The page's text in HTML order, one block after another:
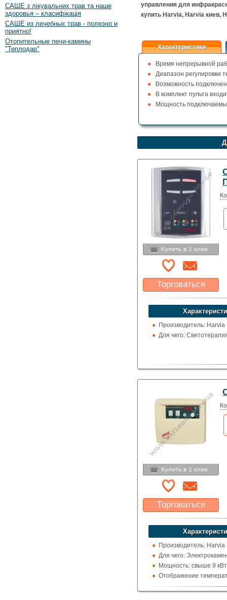
САШЕ з лікувальних трав та наше
здоровья – класифікація
САШЕ из лечебных трав - полезно и
приятно!
Отопительные печи-камины
"Теплодар"
управления для
купить Harvia, Harvia киев,
Характеристики
Время непрерывной
Диапазон регулировки
Возможность
В комплект пульта
Мощность
Торговаться
Какая цена Вас
устроит?
Указать цену
Производитель:
Для чего:
Торговаться
Какая цена Вас
устроит?
Указать цену
Производитель:
Для чего:
Мощность: свыше 9 кВт
Отображение
цельсия